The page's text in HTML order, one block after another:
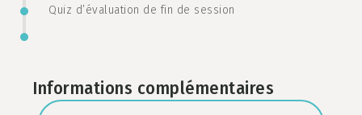
Quiz d’évaluation de fin de session
Informations complémentaires